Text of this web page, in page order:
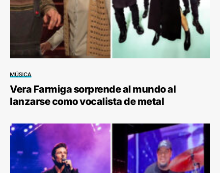
MÚSICA
Vera Farmiga sorprende al mundo al
lanzarse como vocalista de metal